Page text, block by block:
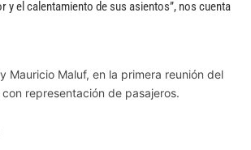
y el calentamiento de sus asientos”, nos cuenta
Mauricio Maluf, en la primera reunión del
representación de pasajeros.